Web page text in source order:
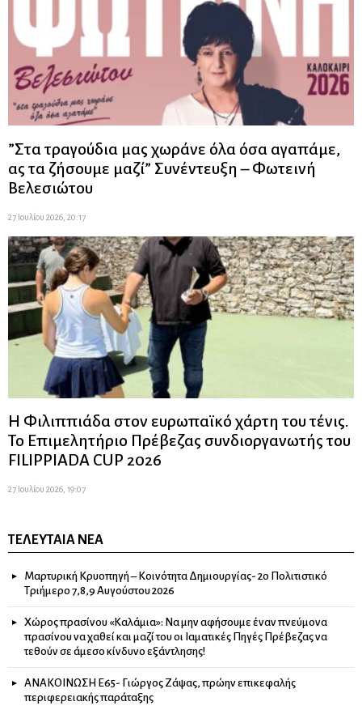
”Στα τραγούδια μας χωράνε όλα όσα αγαπάμε,
ας τα ζήσουμε μαζί” Συνέντευξη – Φωτεινή
Βελεσιώτου
27 Ιουλίου 2026, 20:17
Η Φιλιππιάδα στον ευρωπαϊκό χάρτη του τένις.
Το Επιμελητήριο Πρέβεζας συνδιοργανωτής του
FILIPPIADA CUP 2026
27 Ιουλίου 2026, 19:07
ΤΕΛΕΥΤΑΊΑ ΝΈΑ
Μαρτυρική Κρυοπηγή – Κοινότητα Δημιουργίας- 2ο Πολιτιστικό
Τριήμερο 7,8,9 Αυγούστου 2026
Χώρος πρασίνου «Καλάμια»: Να μην αφήσουμε έναν πνεύμονα
πρασίνου να χαθεί και μαζί του οι Ιαματικές Πηγές Πρέβεζας να
τεθούν σε άμεσο κίνδυνο εξάντλησης!
ΑΝΑΚΟΙΝΩΣΗ Ε65- Γιώργος Ζάψας, πρώην επικεφαλής
περιφερειακής παράταξης